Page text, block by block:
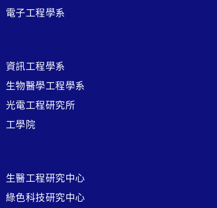
電子工程學系
資訊工程學系
生物醫學工程學系
光電工程研究所
工學院
生醫工程研究中心
綠色科技研究中心